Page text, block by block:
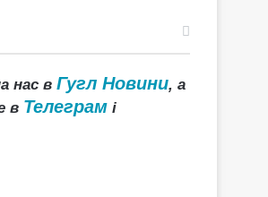
нас вГугл Новини, а
в Телеграм і